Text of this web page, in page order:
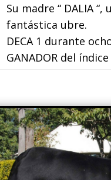
Su madre “ DALIA
fantástica ubre.
DECA 1 durante
GANADOR del